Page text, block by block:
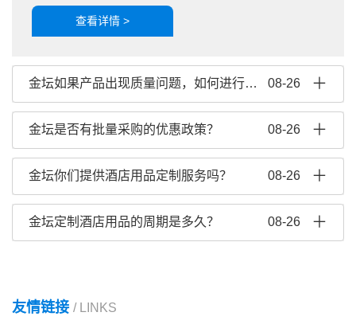
查看详情 >
金坛如果产品出现质量问题，如何进行售后？ 08-26
金坛是否有批量采购的优惠政策？ 08-26
金坛你们提供酒店用品定制服务吗？ 08-26
金坛定制酒店用品的周期是多久？ 08-26
友情链接 / LINKS